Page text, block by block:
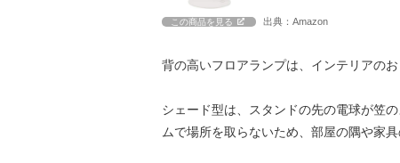
この商品を見る 出典：Amazon
背の高いフロアランプは、インテリアの
シェード型は、スタンドの先の電球が笠
ムで場所を取らないため、部屋の隅や家